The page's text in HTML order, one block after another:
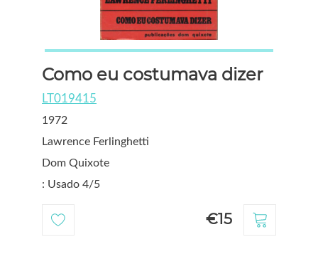
Como eu costumava dizer
LT019415
1972
Lawrence Ferlinghetti
Dom Quixote
: Usado 4/5
€15